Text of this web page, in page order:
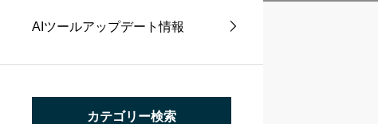
AIツールアップデート情報
カテゴリー検索